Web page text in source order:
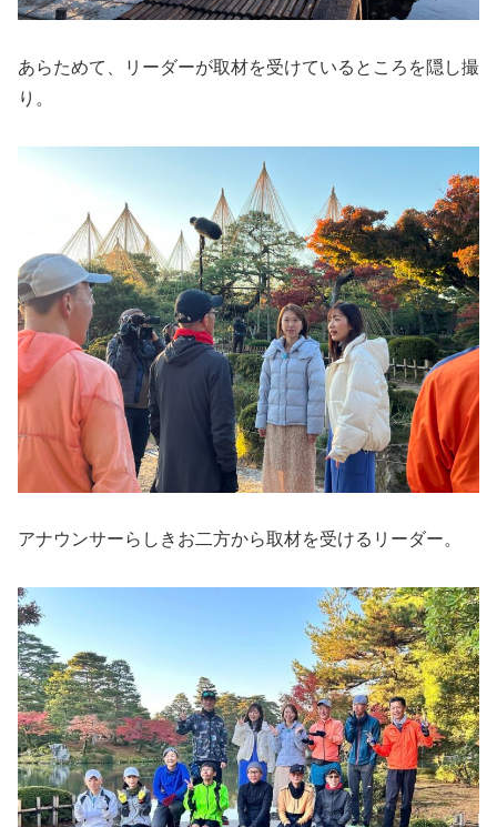
あらためて、リーダーが取材を受けているところを隠し撮
り。
アナウンサーらしきお二方から取材を受けるリーダー。